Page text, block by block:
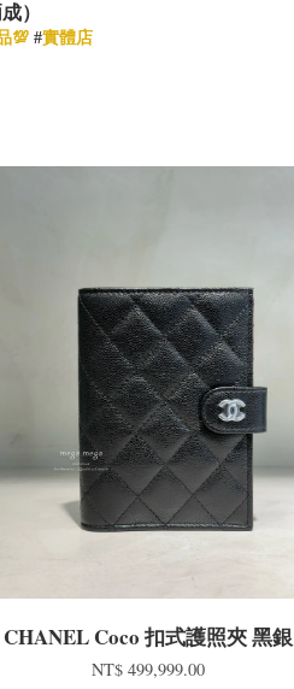
）
💯 #實體店
CHANEL Coco 扣式護照夾 黑銀
NT$ 499,999.00